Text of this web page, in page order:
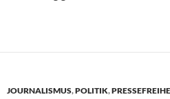
JOURNALISMUS,POLITIK,